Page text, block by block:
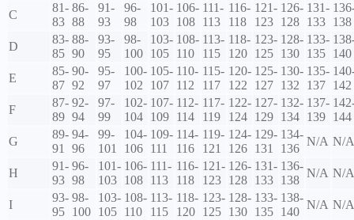
C
81-
83
86-
88
91-
93
96-
98
101-
103
106-
108
111-
113
116-
118
121-
123
126-
128
131-
133 138
D
83-
85
88-
90
93-
95
98-
100
103-
105
108-
110
113-
115
118-
120
123-
125
128-
130
133-
135 140
E
85-
87
90-
92
95-
97
100-
102
105-
107
110-
112
115-
117
120-
122
125-
127
130-
132
135-
137 142
F
87-
89
92-
94
97-
99
102-
104
107-
109
112-
114
117-
119
122-
124
127-
129
132-
134
137-
139 144
G
89-
91
94-
96
99-
101
104-
106
109-
111
114-
116
119-
121
124-
126
129-
131
134-
136
N/A N/A
H
91-
93
96-
98
101-
103
106-
108
111-
113
116-
118
121-
123
126-
128
131-
133
136-
138
N/A N/A
I
93-
95
98-
100
103-
105
108-
110
113-
115
118-
120
123-
125
128-
130
133-
135
138-
140
N/A N/A